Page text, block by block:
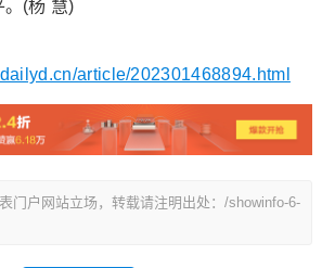
。(杨 慧)
article/202301468894.html
门户网站立场，转载请注明出处：/showinfo-6-